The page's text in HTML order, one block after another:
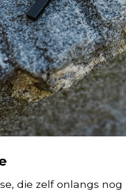
die zelf onlangs